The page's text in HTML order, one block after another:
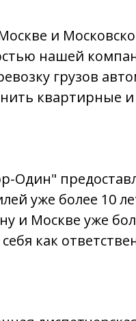
и
нашей
грузов
квартирные
Один"
уже более 10
и Москве уже
как